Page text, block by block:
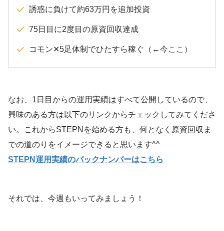
誘惑に負けて約63万円を追加投資
75日目に2度目の原資回収達成
コモン✕5足体制でひたすら稼ぐ（←今ここ）
なお、1日目からの運用実績はすべて公開しているので、
興味のある方は以下のリンクからチェックしてみてくださ
い。これからSTEPNを始める方も、何となく原資回収ま
での道のりをイメージできると思います^^
STEPN運用実績のバックナンバーはこちら
それでは、今週もいってみましょう！